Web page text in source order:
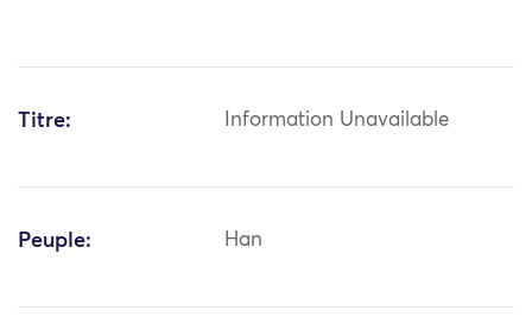
Titre: Information Unavailable
Peuple: Han